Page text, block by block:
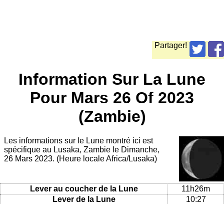
Partager!
Information Sur La Lune
Pour Mars 26 Of 2023
(Zambie)
Les informations sur le Lune montré ici est
spécifique au Lusaka, Zambie le Dimanche,
26 Mars 2023. (Heure locale Africa/Lusaka)
Lever au coucher de la Lune
11h26m
Lever de la Lune
10:27